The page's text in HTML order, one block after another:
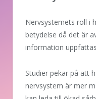
Nervsystemets roll i
betydelse då det är
information
Studier pekar på att
nervsystem är mer